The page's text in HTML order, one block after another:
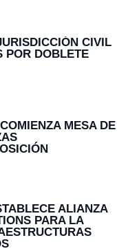
CIVIL
POR DOBLETE
MESA DE
ALIANZA
PARA LA